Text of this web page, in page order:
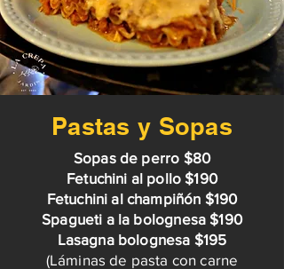
Pastas y Sopas
Sopas de perro $80
Fetuchini al pollo $190
Fetuchini al champiñón $190
Spagueti a la bolognesa $190
Lasagna bolognesa $195
(Láminas de pasta con carne